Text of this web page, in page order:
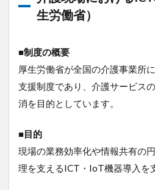
生労働省）
■制度の概要
厚生労働省が全国の介護事業所
支援制度であり、介護サービス
消を目的としています。
■目的
現場の業務効率化や情報共有の
理を支えるICT・IoT機器導入を